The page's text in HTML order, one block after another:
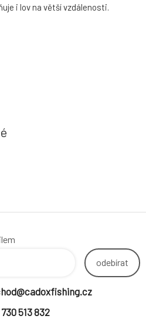
i lov na větší vzdálenosti.
odebírat
730 513 832